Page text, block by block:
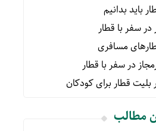
باید بدانیم
سفر با قطار
مسافری
در سفر با قطار
بلیت قطار برای کودکان
مطالب